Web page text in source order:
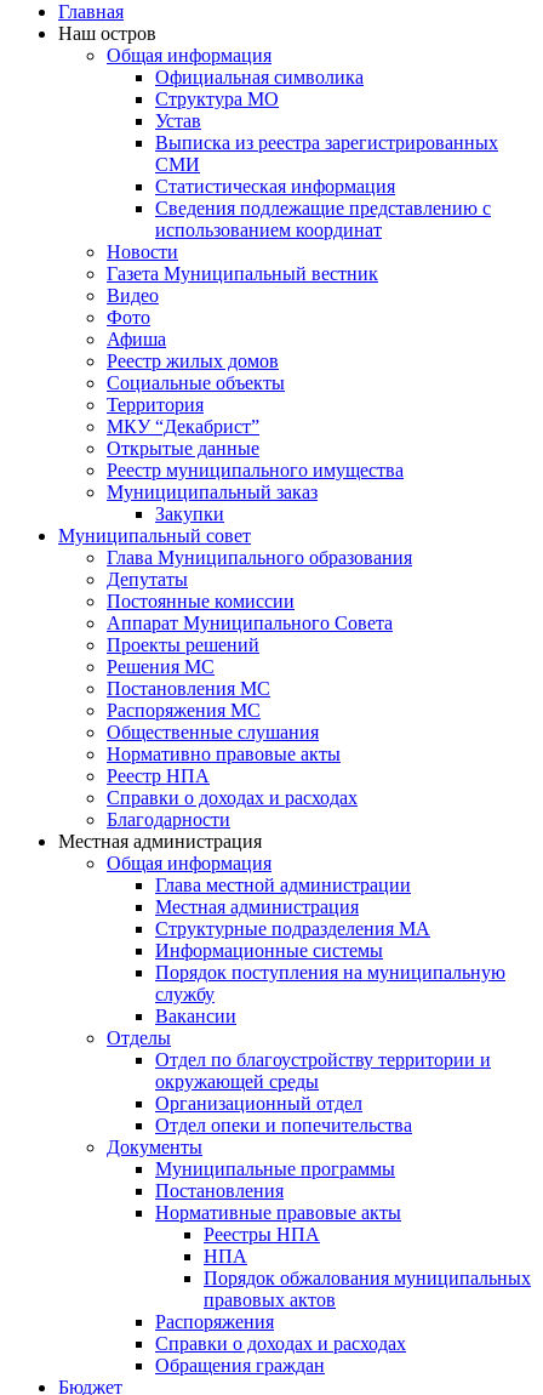
Главная
Наш остров
Общая информация
Официальная символика
Структура МО
Устав
Выписка из реестра зарегистрированных
СМИ
Статистическая информация
Сведения подлежащие представлению с
использованием координат
Новости
Газета Муниципальный вестник
Видео
Фото
Афиша
Реестр жилых домов
Социальные объекты
Территория
МКУ “Декабрист”
Открытые данные
Реестр муниципального имущества
Мунициципальный заказ
Закупки
Муниципальный совет
Глава Муниципального образования
Депутаты
Постоянные комиссии
Аппарат Муниципального Совета
Проекты решений
Решения МС
Постановления МС
Распоряжения МС
Общественные слушания
Нормативно правовые акты
Реестр НПА
Справки о доходах и расходах
Благодарности
Местная администрация
Общая информация
Глава местной администрации
Местная администрация
Структурные подразделения МА
Информационные системы
Порядок поступления на муниципальную
службу
Вакансии
Отделы
Отдел по благоустройству территории и
окружающей среды
Организационный отдел
Отдел опеки и попечительства
Документы
Муниципальные программы
Постановления
Нормативные правовые акты
Реестры НПА
НПА
Порядок обжалования муниципальных
правовых актов
Распоряжения
Справки о доходах и расходах
Обращения граждан
Бюджет